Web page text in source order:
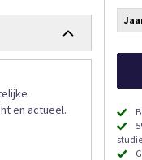
en actueel.